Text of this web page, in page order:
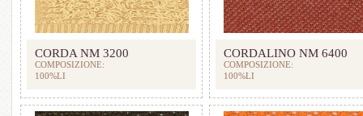
CORDA NM 3200
COMPOSIZIONE:
100%LI
CORDALINO NM 6400
COMPOSIZIONE:
100%LI